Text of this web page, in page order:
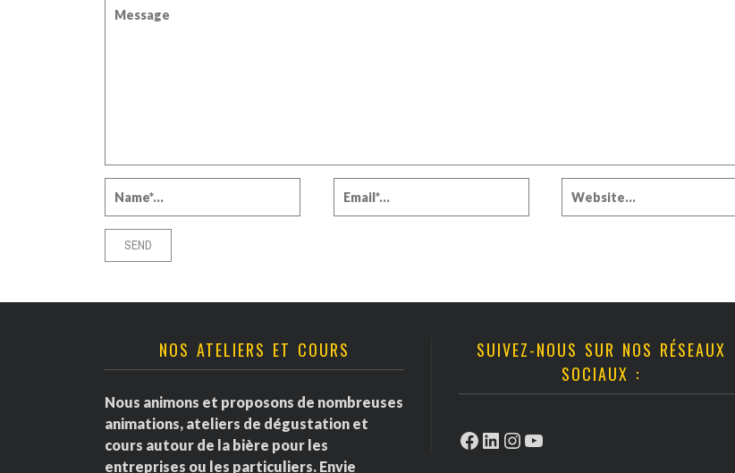
NOS ATELIERS ET COURS
Nous animons et proposons de nombreuses
animations, ateliers de dégustation et
cours autour de la bière pour les
entreprises ou les particuliers. Envie
SUIVEZ-NOUS SUR NOS RÉSEAUX
SOCIAUX :
Facebook
LinkedIn
Instagram
YouTube